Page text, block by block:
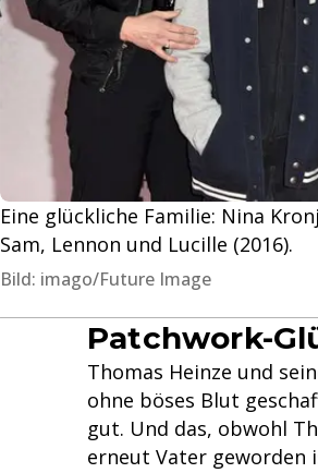
Eine glückliche Familie: Nina
Sam, Lennon und Lucille (2016).
Bild: imago/Future Image
Patchwork-
Thomas Heinze und
ohne böses Blut
gut. Und das, obwohl
erneut Vater geworden